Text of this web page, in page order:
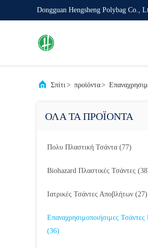
Dongguan Hengsheng Polybag Co.,
Σπίτι> προϊόντα>
ΟΛΑ ΤΑ ΠΡΟΪΟΝΤΑ
Πολυ Πλαστική Τσάντα (77)
Biohazard Πλαστικές Τσάντες
Ιατρικές Τσάντες Αποβλήτων (27)
Επαναχρησιμοποιήσιμες
(36)